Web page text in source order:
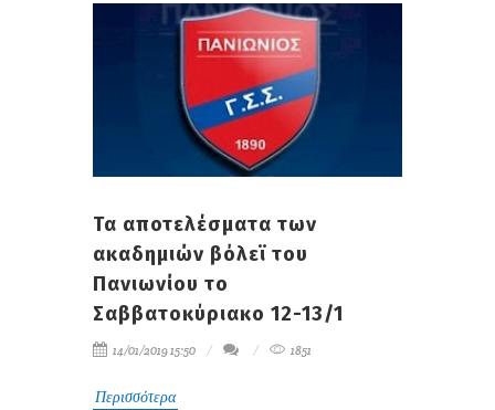
Τα αποτελέσματα των
ακαδημιών βόλεϊ του
Πανιωνίου το
Σαββατοκύριακο 12-13/1
14/01/2019 15:50 1851
Περισσότερα